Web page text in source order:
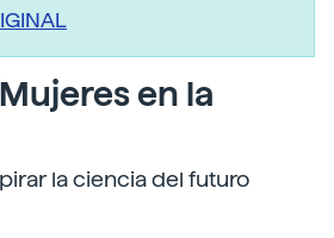
en la
la ciencia del futuro